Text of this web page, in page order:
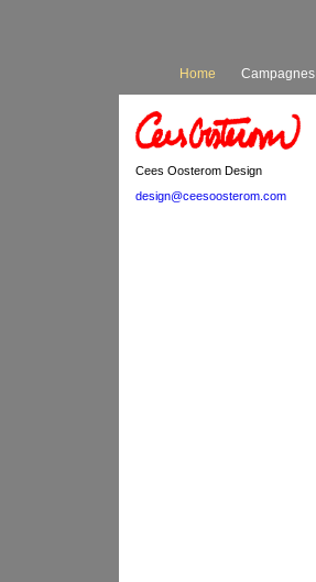
Home Campagnes
Cees Oosterom Design
design@ceesoosterom.com